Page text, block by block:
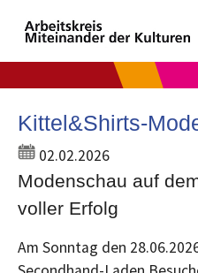
Zum Hauptinhalt springen
Kittel&Shirts-
02.02.2026
Modenschau auf
voller Erfolg
Am Sonntag den